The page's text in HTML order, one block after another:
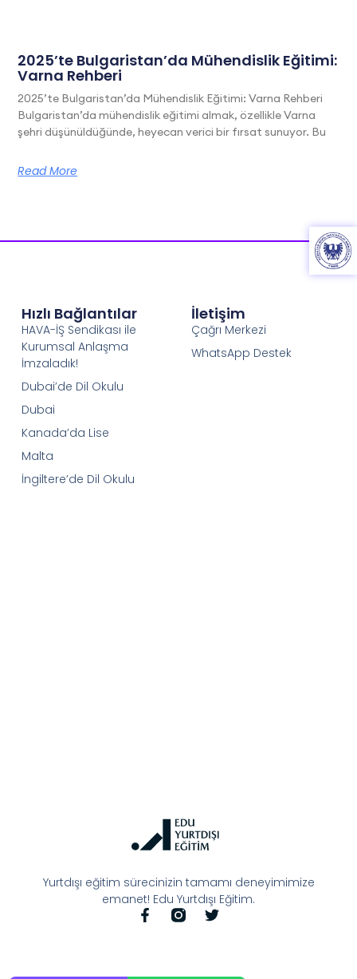
2025’te Bulgaristan’da Mühendislik Eğitimi:
Varna Rehberi
2025’te Bulgaristan’da Mühendislik Eğitimi: Varna Rehberi
Bulgaristan’da mühendislik eğitimi almak, özellikle Varna
şehri düşünüldüğünde, heyecan verici bir fırsat sunuyor. Bu
Read More
Yurtdışı eğitim sürecinizin tamamı deneyimimize
emanet! Edu Yurtdışı Eğitim.
Hızlı Bağlantılar
HAVA-İŞ Sendikası ile
Kurumsal Anlaşma
İmzaladık!
Dubai’de Dil Okulu
Dubai
Kanada’da Lise
Malta
İngiltere’de Dil Okulu
İletişim
Çağrı Merkezi
WhatsApp Destek